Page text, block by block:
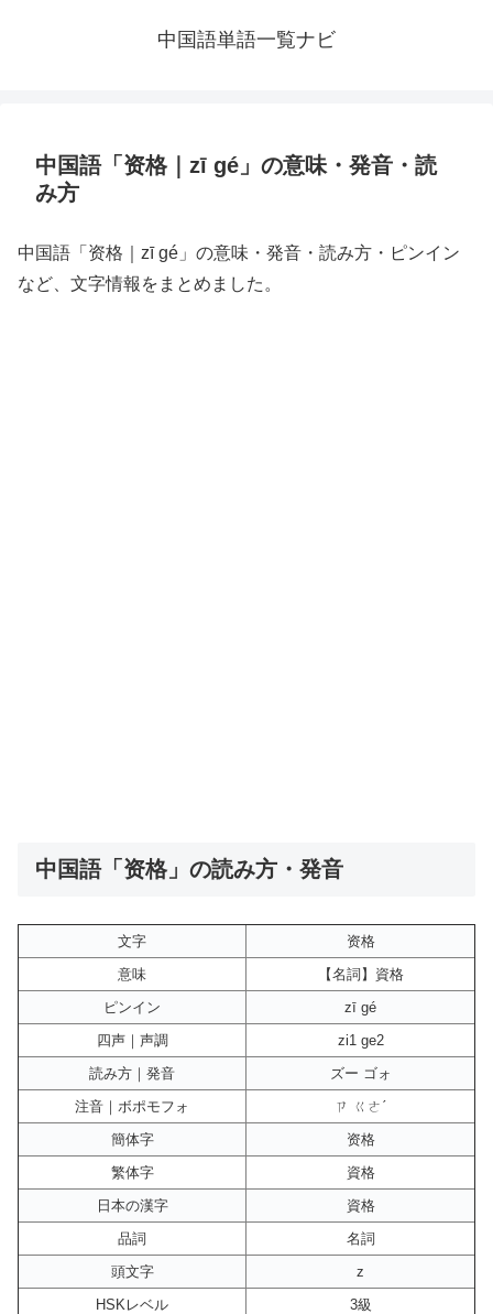
中国語単語一覧ナビ
中国語「资格｜zī gé」の意味・発音・読
み方
中国語「资格｜zī gé」の意味・発音・読み方・ピンイン
など、文字情報をまとめました。
中国語「资格」の読み方・発音
文字
资格
意味
【名詞】資格
ピンイン
zī gé
四声｜声調
zi1 ge2
読み方｜発音
ズー ゴォ
注音｜ボポモフォ
ㄗ ㄍㄜˊ
簡体字
资格
繁体字
資格
日本の漢字
資格
品詞
名詞
頭文字
z
HSKレベル
3級